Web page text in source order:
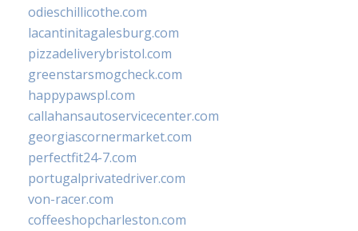
odieschillicothe.com
lacantinitagalesburg.com
pizzadeliverybristol.com
greenstarsmogcheck.com
happypawspl.com
callahansautoservicecenter.com
georgiascornermarket.com
perfectfit24-7.com
portugalprivatedriver.com
von-racer.com
coffeeshopcharleston.com